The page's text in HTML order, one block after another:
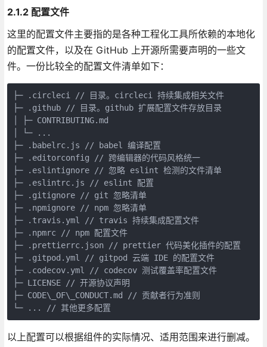
2.1.2 配置文件
这里的配置文件主要指的是各种工程化工具所依赖的本地化
的配置文件，以及在 GitHub 上开源所需要声明的一些文
件。一份比较全的配置文件清单如下：
├─ .circleci // 目录。circleci 持续集成相关文件
├─ .github // 目录。github 扩展配置文件存放目录
│ ├─ CONTRIBUTING.md
│ └─ ...
├─ .babelrc.js // babel 编译配置
├─ .editorconfig // 跨编辑器的代码风格统一
├─ .eslintignore // 忽略 eslint 检测的文件清单
├─ .eslintrc.js // eslint 配置
├─ .gitignore // git 忽略清单
├─ .npmignore // npm 忽略清单
├─ .travis.yml // travis 持续集成配置文件
├─ .npmrc // npm 配置文件
├─ .prettierrc.json // prettier 代码美化插件的配置
├─ .gitpod.yml // gitpod 云端 IDE 的配置文件
├─ .codecov.yml // codecov 测试覆盖率配置文件
├─ LICENSE // 开源协议声明
├─ CODE\_OF\_CONDUCT.md // 贡献者行为准则
└─ ... // 其他更多配置
以上配置可以根据组件的实际情况、适用范围来进行删减。